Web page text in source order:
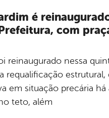
é
com
reinaugurado nessa
requalificação
em situação precária
teto, além